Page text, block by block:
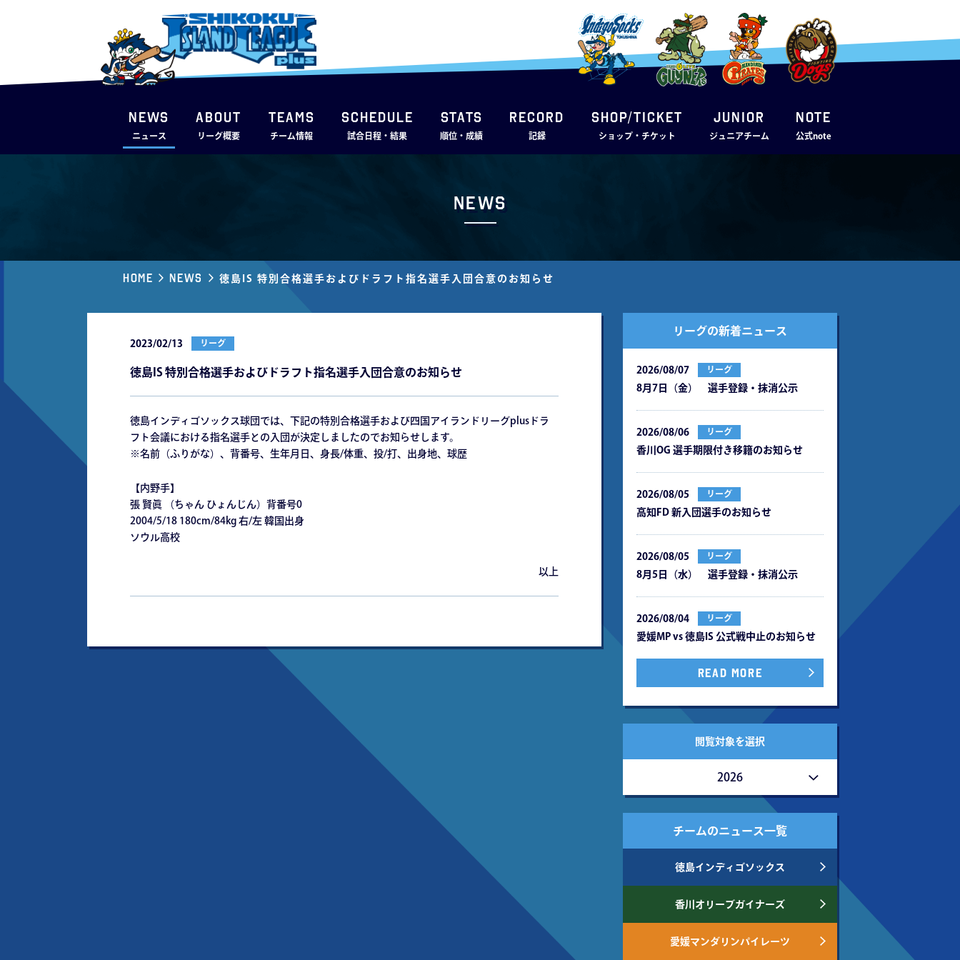
NEWS
ニュース
ABOUT
リーグ概要
TEAMS
チーム情報
SCHEDULE
試合日程・結果
STATS
順位・成績
RECORD
記録
SHOP/TICKET
ショップ・チケット
JUNIOR
ジュニアチーム
note
公式note
News
Home News 徳島IS 特別合格選手およびドラフト指名選手入団合意のお知らせ
2023/02/13 リーグ
徳島IS 特別合格選手およびドラフト指名選手入団合意のお知らせ
徳島インディゴソックス球団では、下記の特別合格選手および四国アイランドリーグplusドラ
フト会議における指名選手との入団が決定しましたのでお知らせします。
※名前（ふりがな）、背番号、生年月日、身長/体重、投/打、出身地、球歴
【内野手】
張 賢眞 （ちゃん ひょんじん）背番号0
2004/5/18 180cm/84kg 右/左 韓国出身
ソウル高校
以上
リーグの新着ニュース
2026/08/07 リーグ
8月7日（金） 選手登録・抹消公示
2026/08/06 リーグ
⾹川OG 選⼿期限付き移籍のお知らせ
2026/08/05 リーグ
⾼知FD 新⼊団選⼿のお知らせ
2026/08/05 リーグ
8月5日（水） 選手登録・抹消公示
2026/08/04 リーグ
愛媛MP vs 徳島IS 公式戦中⽌のお知らせ
READ MORE
閲覧対象を選択
2026
チームのニュース一覧
徳島インディゴソックス
香川オリーブガイナーズ
愛媛マンダリンパイレーツ